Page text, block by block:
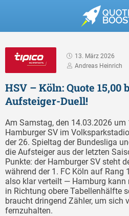
13. März 2026
Andreas Heinrich
HSV – Köln: Quote 15,00
Aufsteiger-Duell!
Am Samstag, den 14.03.2026
Hamburger SV im
der 26. Spieltag der Bundesliga
die Aufsteiger aus der letzten
Punkte: der Hamburger SV steht
während der 1. FC Köln auf Rang
also klar verteilt — Hamburg kann
in Richtung obere Tabellenhälfte
braucht dringend Zähler, um sich
fernzuhalten.